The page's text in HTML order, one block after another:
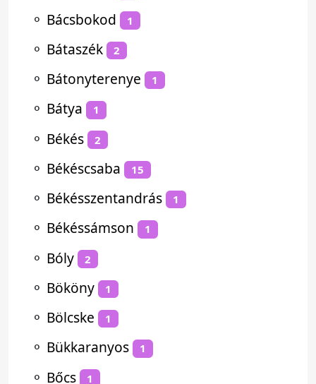
⚬ Bácsbokod 1
⚬ Bátaszék 2
⚬ Bátonyterenye 1
⚬ Bátya 1
⚬ Békés 2
⚬ Békéscsaba 15
⚬ Békésszentandrás 1
⚬ Békéssámson 1
⚬ Bóly 2
⚬ Bököny 1
⚬ Bölcske 1
⚬ Bükkaranyos 1
⚬ Bőcs 1